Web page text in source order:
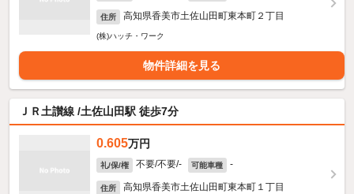
住所 高知県香美市土佐山田町東本町２丁目
(株)ハッチ・ワーク
物件詳細を見る
ＪＲ土讃線 /土佐山田駅 徒歩7分
0.605万円
礼/保/権 不要/不要/- 可能車種 -
住所 高知県香美市土佐山田町東本町１丁目